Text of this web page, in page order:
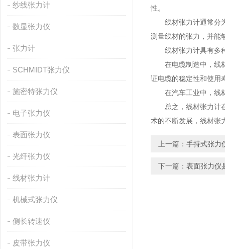
纱线张力计
数显张力仪
张力计
SCHMIDT张力仪
施密特张力仪
电子张力仪
表面张力仪
光纤张力仪
线材张力计
机械式张力仪
侧长转速仪
皮带张力仪
性。
线材张力计通常分为
测量线材的张力，并能
线材张力计具有多种
在电缆制造中，线材
证电缆的稳定性和使用
在汽车工业中，线材
总之，线材张力计在
术的不断发展，线材张
上一篇： 手持式张力
下一篇： 表面张力仪